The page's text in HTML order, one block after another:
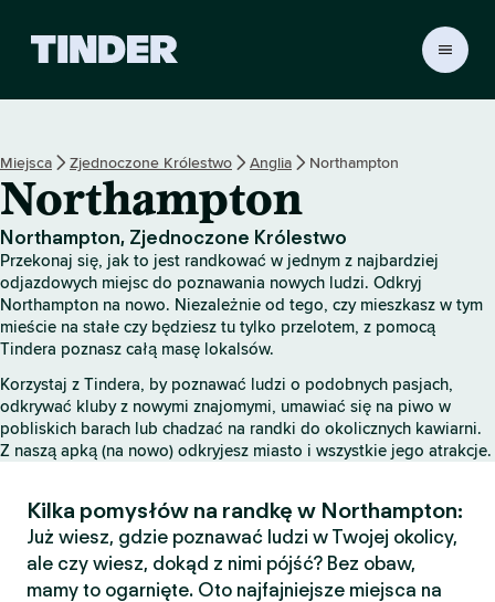
r
S
t
r
o
n
a
g
ł
w
n
a
Miejsca Zjednoczone Królestwo Anglia Northampton
Northampton
Northampton, Zjednoczone Królestwo
Przekonaj się, jak to jest randkować w jednym z najbardziej
odjazdowych miejsc do poznawania nowych ludzi. Odkryj
Northampton na nowo. Niezależnie od tego, czy mieszkasz w tym
mieście na stałe czy będziesz tu tylko przelotem, z pomocą
Tindera poznasz całą masę lokalsów.
Korzystaj z Tindera, by poznawać ludzi o podobnych pasjach,
odkrywać kluby z nowymi znajomymi, umawiać się na piwo w
pobliskich barach lub chadzać na randki do okolicznych kawiarni.
Z naszą apką (na nowo) odkryjesz miasto i wszystkie jego atrakcje.
Kilka pomysłów na randkę w Northampton:
Już wiesz, gdzie poznawać ludzi w Twojej okolicy,
ale czy wiesz, dokąd z nimi pójść? Bez obaw,
mamy to ogarnięte. Oto najfajniejsze miejsca na